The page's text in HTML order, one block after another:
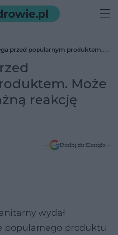
przed popularnym produktem.
Może
reakcję
Dodaj do Google
wydał
popularnego produktu